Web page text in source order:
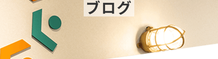
ブログ